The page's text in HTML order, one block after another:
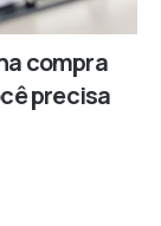
compra
precisa